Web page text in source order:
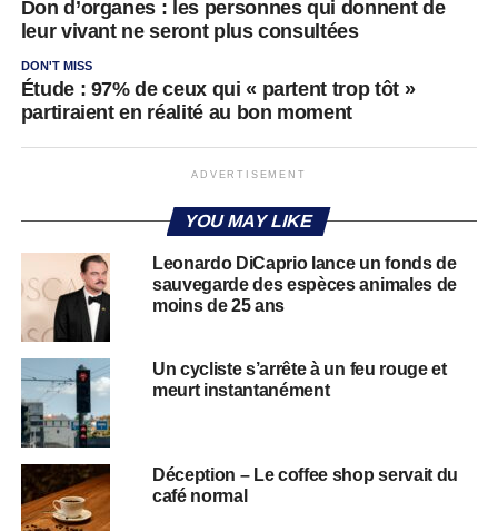
Don d’organes : les personnes qui donnent de
leur vivant ne seront plus consultées
DON'T MISS
Étude : 97% de ceux qui « partent trop tôt »
partiraient en réalité au bon moment
ADVERTISEMENT
YOU MAY LIKE
Leonardo DiCaprio lance un fonds de
sauvegarde des espèces animales de
moins de 25 ans
Un cycliste s’arrête à un feu rouge et
meurt instantanément
Déception – Le coffee shop servait du
café normal